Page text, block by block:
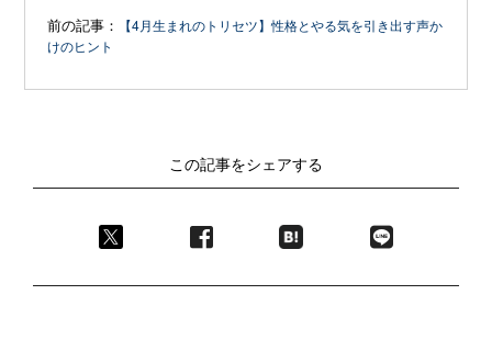
前の記事：
【4月生まれのトリセツ】性格とやる気を引き出す声か
けのヒント
この記事をシェアする